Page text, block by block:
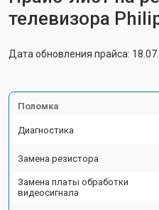
телевизора
Дата обновления прайса:
Поломка
Диагностика
Замена резистора
Замена платы обработки
видеосигнала